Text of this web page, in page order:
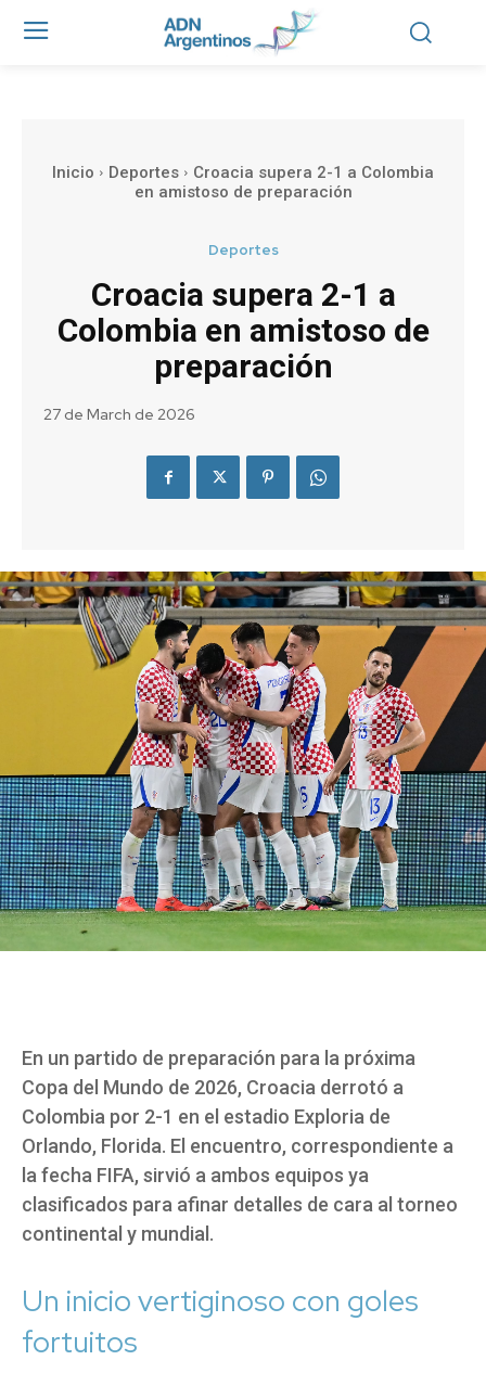
Inicio Deportes
Croacia supera 2-1 a Colombia
en amistoso de preparación
Deportes
Croacia supera 2-1 a
Colombia en amistoso de
preparación
27 de March de 2026
En un partido de preparación para la próxima
Copa del Mundo de 2026, Croacia derrotó a
Colombia por 2-1 en el estadio Exploria de
Orlando, Florida. El encuentro, correspondiente a
la fecha FIFA, sirvió a ambos equipos ya
clasificados para afinar detalles de cara al torneo
continental y mundial.
Un inicio vertiginoso con goles
fortuitos